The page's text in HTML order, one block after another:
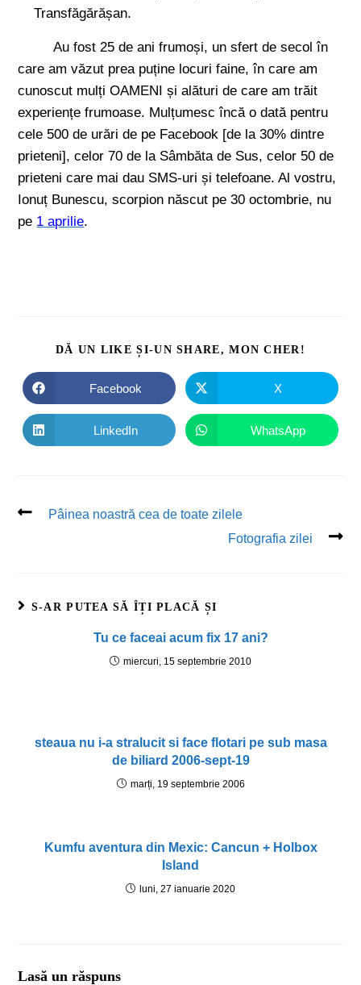
Transfăgărășan.
Au fost 25 de ani frumoși, un sfert de secol în
care am văzut prea puține locuri faine, în care am
cunoscut mulți OAMENI și alături de care am trăit
experiențe frumoase. Mulțumesc încă o dată pentru
cele 500 de urări de pe Facebook [de la 30% dintre
prieteni], celor 70 de la Sâmbăta de Sus, celor 50 de
prieteni care mai dau SMS-uri și telefoane. Al vostru,
Ionuț Bunescu, scorpion născut pe 30 octombrie, nu
pe 1 aprilie.
DĂ UN LIKE ȘI-UN SHARE, MON CHER!
Facebook X
LinkedIn WhatsApp
Pâinea noastră cea de toate zilele
Fotografia zilei
S-AR PUTEA SĂ ÎȚI PLACĂ ȘI
Tu ce faceai acum fix 17 ani?
miercuri, 15 septembrie 2010
steaua nu i-a stralucit si face flotari pe sub masa
de biliard 2006-sept-19
marți, 19 septembrie 2006
Kumfu aventura din Mexic: Cancun + Holbox
Island
luni, 27 ianuarie 2020
Lasă un răspuns